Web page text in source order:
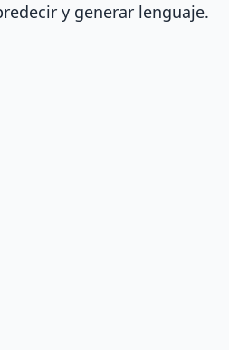
y generar lenguaje.